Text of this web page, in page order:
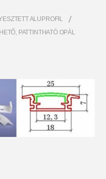
ALUPROFIL
PATTINTHATÓ OPÁL